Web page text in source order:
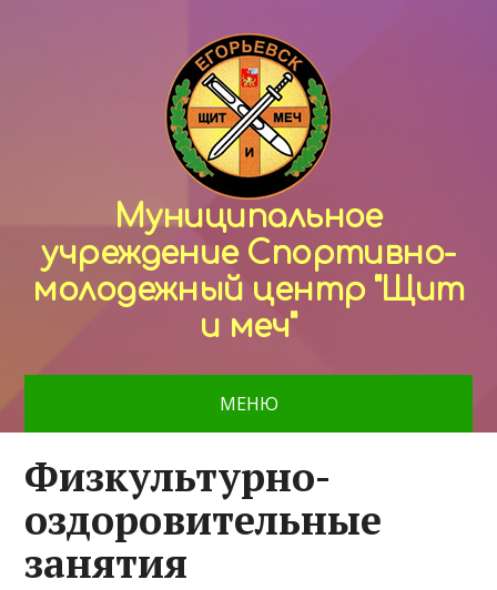
Муниципальное
учреждение Спортивно-
молодежный центр "Щит
и меч"
МЕНЮ
Физкультурно-
оздоровительные
занятия